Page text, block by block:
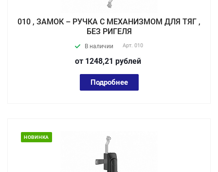
010 , ЗАМОК – РУЧКА С МЕХАНИЗМОМ ДЛЯ ТЯГ ,
БЕЗ РИГЕЛЯ
В наличии Арт. 010
от 1248,21 рублей
Подробнее
НОВИНКА